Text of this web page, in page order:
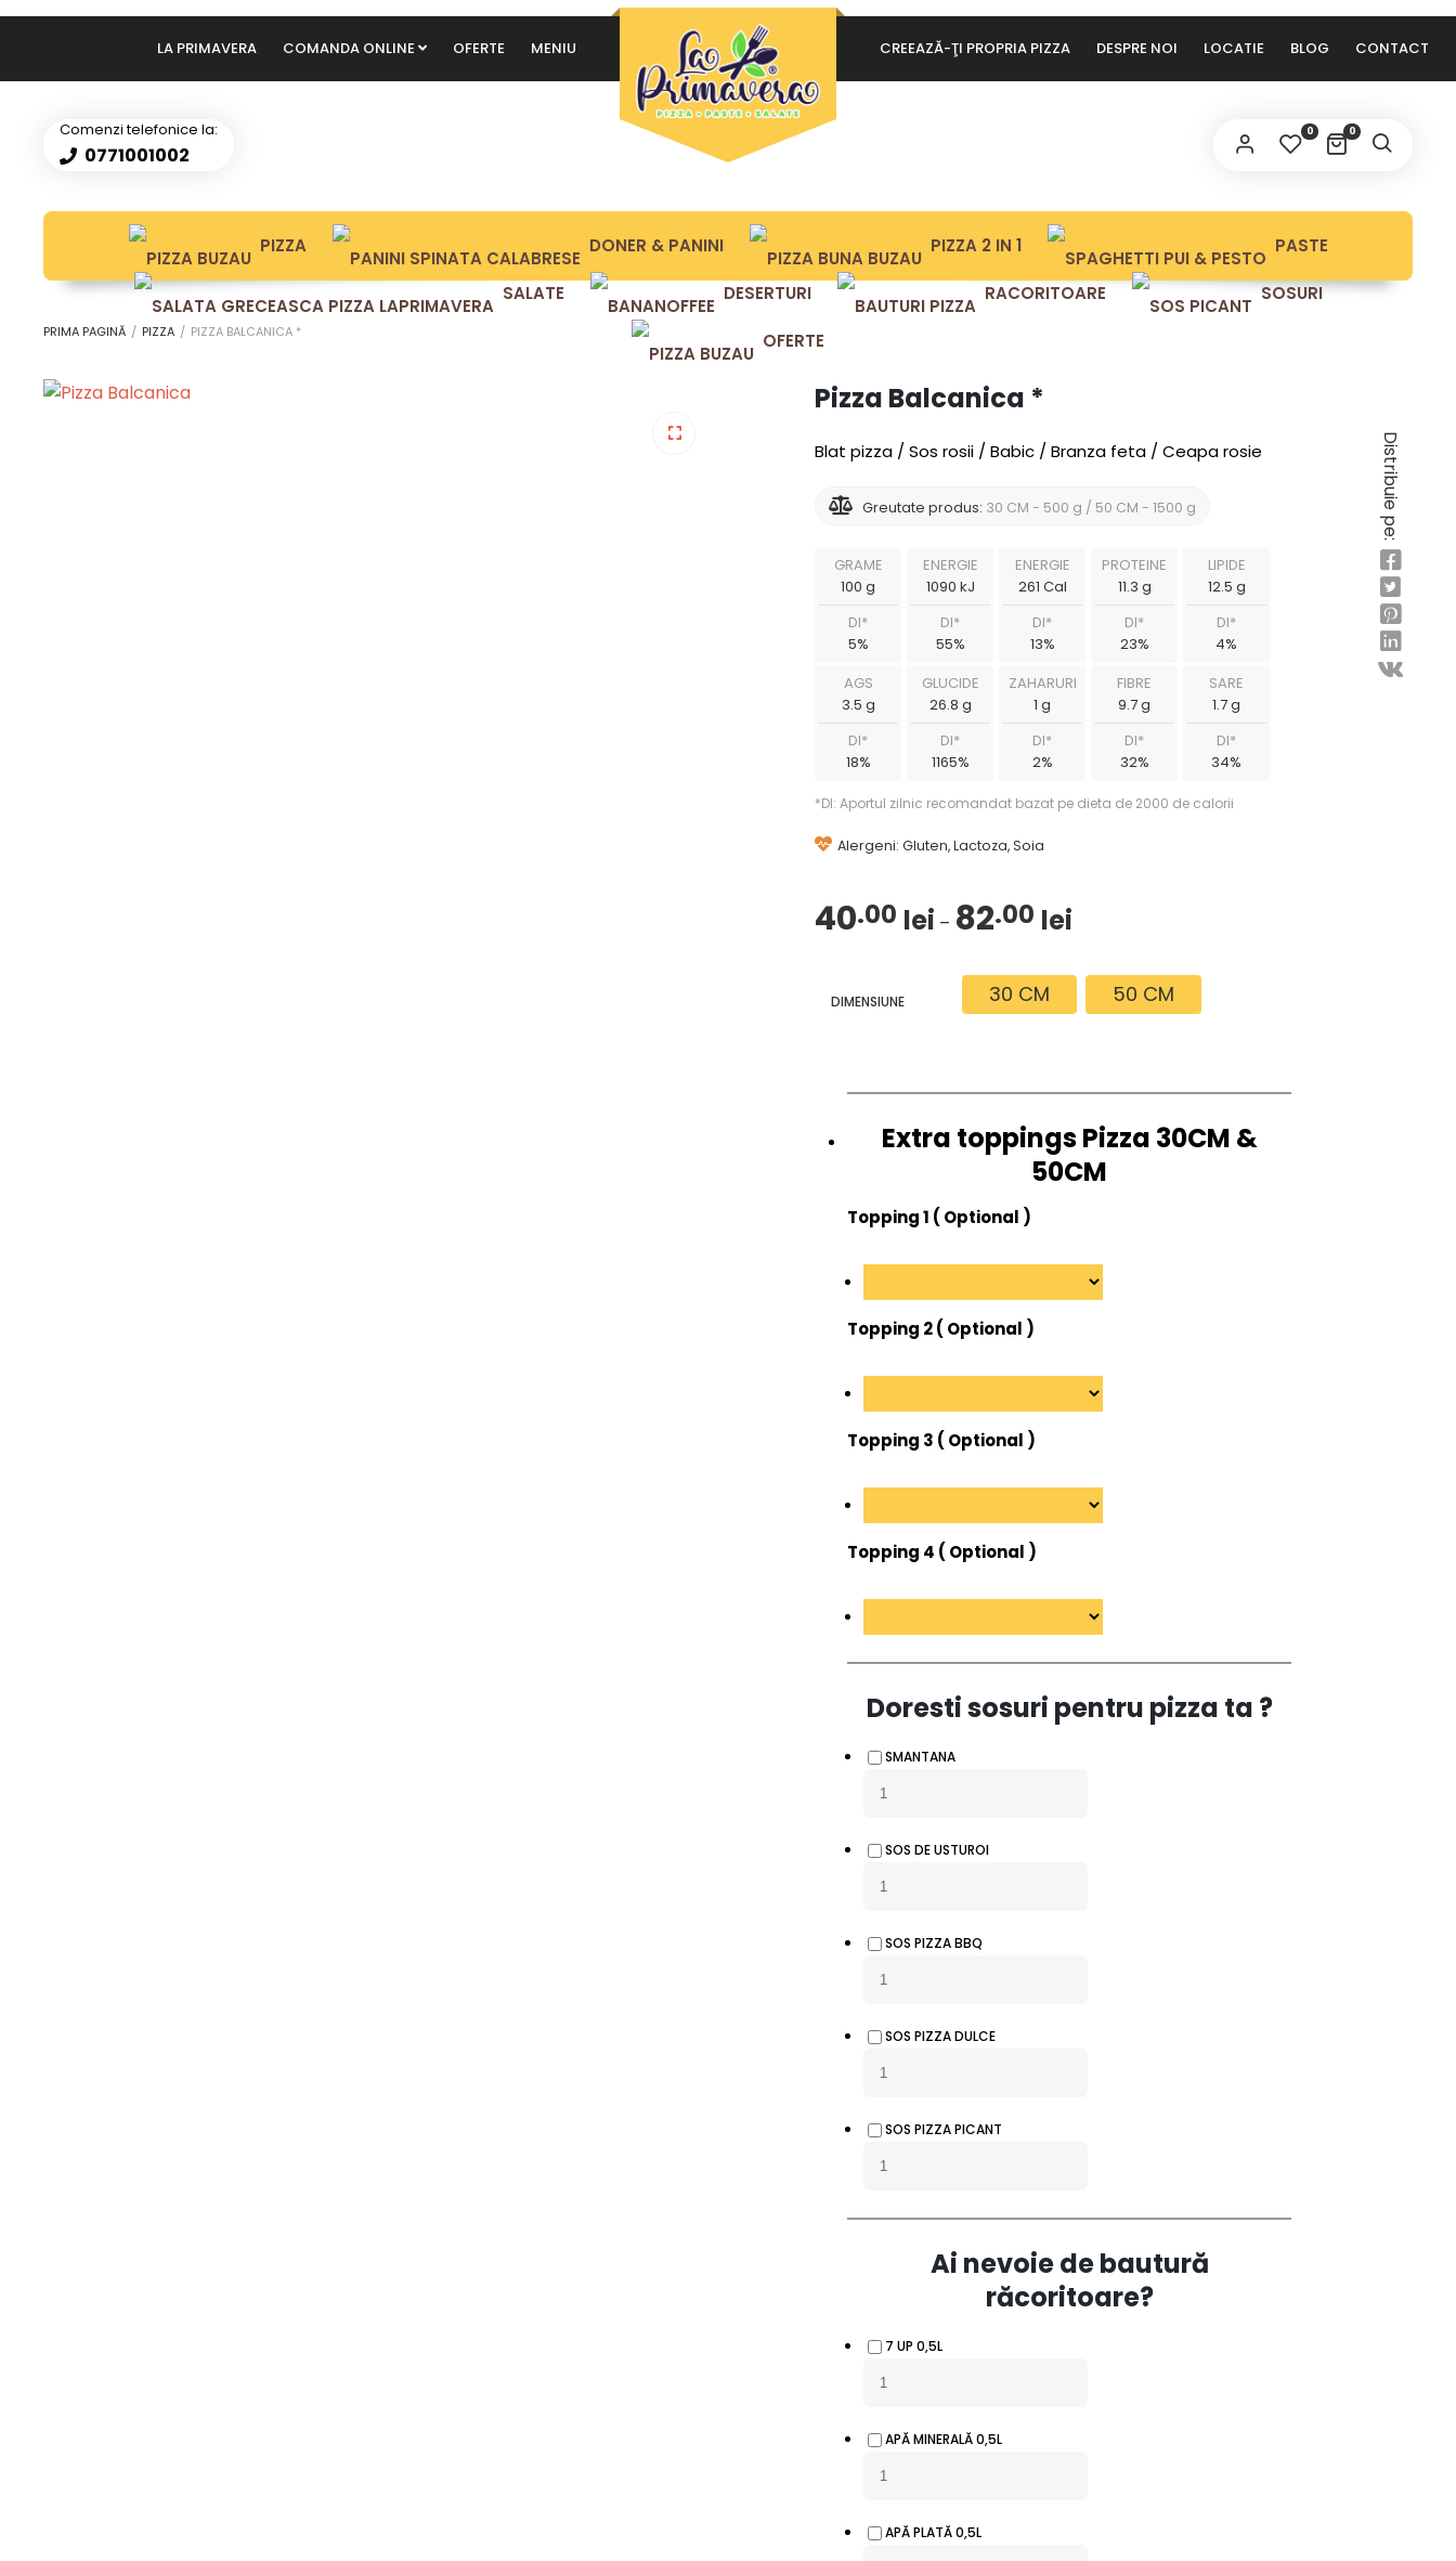
CREEAZĂ-ŢI PROPRIA PIZZA DESPRE NOI LOCATIE BLOG CONTACT
LA PRIMAVERA COMANDA ONLINE OFERTE MENIU
Comenzi telefonice la:
0771001002
0
0
ȚINE-MĂ MINTE
AUTENTIFICARE
experiența pe acest site web, pentru a gestiona accesul la
contul dvs. și pentru alte scopuri descrise în politică de
confidențialitate.
ÎNSCRIE-MĂ LA NEWSLETTER!
PIZZA DONER & PANINI PIZZA 2 IN 1 PASTE
SALATE DESERTURI RACORITOARE SOSURI
OFERTE
PRIMA PAGINĂ / PIZZA / PIZZA BALCANICA *
Distribuie pe:
Pizza Balcanica *
Blat pizza / Sos rosii / Babic / Branza feta / Ceapa rosie
Greutate produs: 30 CM - 500 g / 50 CM - 1500 g
GRAME
100 g
DI*
5%
ENERGIE
1090 kJ
DI*
55%
ENERGIE
261 Cal
DI*
13%
PROTEINE
11.3 g
DI*
23%
LIPIDE
12.5 g
DI*
4%
AGS
3.5 g
DI*
18%
GLUCIDE
26.8 g
DI*
1165%
ZAHARURI
1 g
DI*
2%
FIBRE
9.7 g
DI*
32%
SARE
1.7 g
DI*
34%
*DI: Aportul zilnic recomandat bazat pe dieta de 2000 de calorii
Alergeni: Gluten, Lactoza, Soia
40.00 lei – 82.00 lei
prețuri:
40.00 lei
82.00 lei
DIMENSIUNE 30 CM 50 CM
Extra toppings Pizza 30CM &
50CM
Topping 1 ( Optional )
Topping 2 ( Optional )
Topping 3 ( Optional )
Topping 4 ( Optional )
Doresti sosuri pentru pizza ta ?
SMANTANA
SOS DE USTUROI
SOS PIZZA BBQ
SOS PIZZA DULCE
SOS PIZZA PICANT
Ai nevoie de bautură
răcoritoare?
7 UP 0,5L
APĂ MINERALĂ 0,5L
APĂ PLATĂ 0,5L